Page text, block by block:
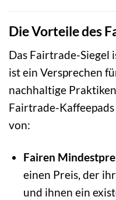
Die Vorteile des
Das Fairtrade-Siegel
ist ein Versprechen
nachhaltige
Fairtrade-
von:
Fairen
einen Preis, der
und ihnen ein